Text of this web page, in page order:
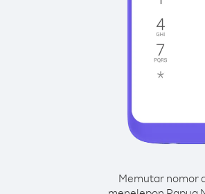
Memutar nomor